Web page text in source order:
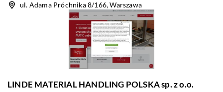
ul. Adama Próchnika 8/166, Warszawa
LINDE MATERIAL HANDLING POLSKA sp. z o.o.